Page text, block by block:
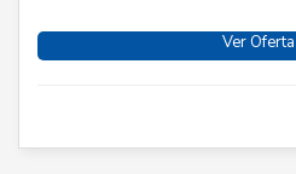
Ver Oferta